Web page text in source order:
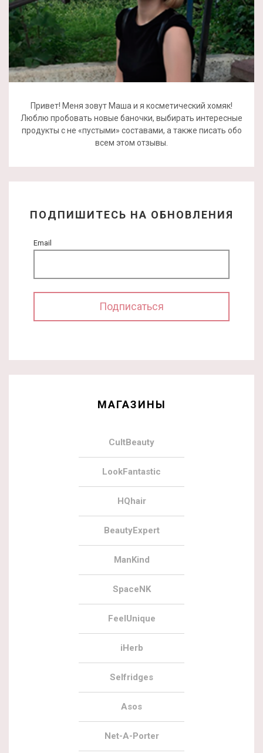
Привет! Меня зовут Маша и я косметический хомяк!
Люблю пробовать новые баночки, выбирать интересные
продукты с не «пустыми» составами, а также писать обо
всем этом отзывы.
ПОДПИШИТЕСЬ НА ОБНОВЛЕНИЯ
Email
МАГАЗИНЫ
CultBeauty
LookFantastic
HQhair
BeautyExpert
ManKind
SpaceNK
FeelUnique
iHerb
Selfridges
Asos
Net-A-Porter